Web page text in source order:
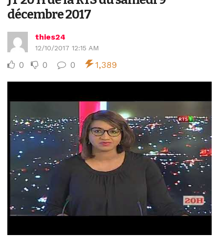
décembre 2017
thies24
12/10/2017 12:15 AM
0 0 0 1,389